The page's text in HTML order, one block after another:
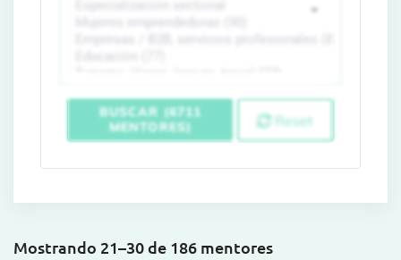
BUSCAR (6711
MENTORES)
Reset
Mostrando 21–30 de 186 mentores